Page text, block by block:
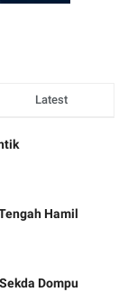
Latest
Hamil
Dompu